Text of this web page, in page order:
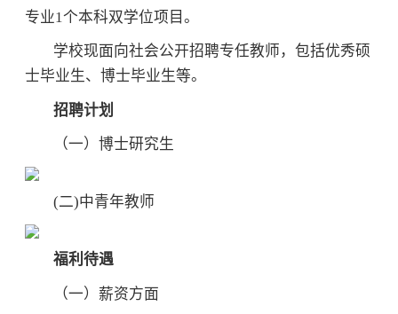
专业1个本科双学位项目。
学校现面向社会公开招聘专任教师，包括优秀硕
士毕业生、博士毕业生等。
招聘计划
（一）博士研究生
(二)中青年教师
福利待遇
（一）薪资方面